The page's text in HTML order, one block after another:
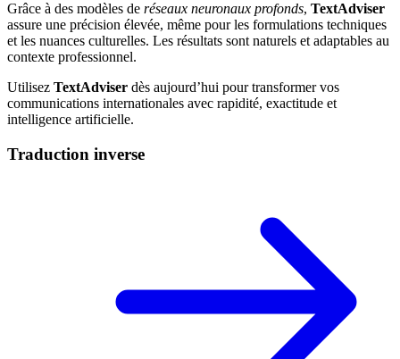
Grâce à des modèles de réseaux neuronaux profonds, TextAdviser
assure une précision élevée, même pour les formulations techniques
et les nuances culturelles. Les résultats sont naturels et adaptables au
contexte professionnel.
Utilisez TextAdviser dès aujourd’hui pour transformer vos
communications internationales avec rapidité, exactitude et
intelligence artificielle.
Traduction inverse